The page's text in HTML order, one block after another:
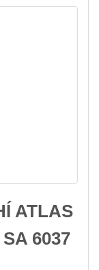
ATLAS
6037